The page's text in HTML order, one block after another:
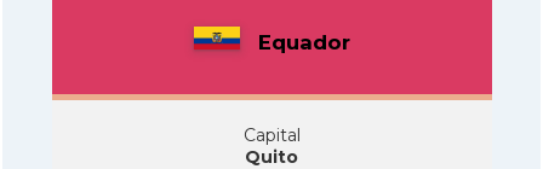
Equador
Capital
Quito